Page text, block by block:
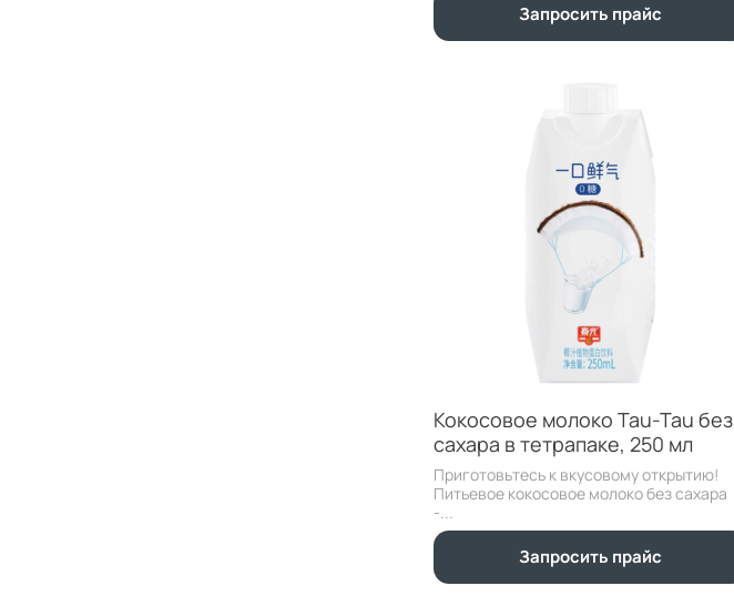
Запросить прайс
Кокосовое молоко Tau-Tau без
сахара в тетрапаке, 250 мл
Приготовьтесь к вкусовому открытию!
Питьевое кокосовое молоко без сахара
-...
Запросить прайс